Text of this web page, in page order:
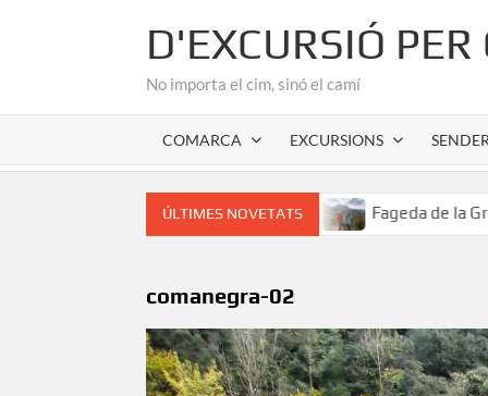
D'EXCURSIÓ
No importa el cim, sinó el camí
COMARCA EXCURSIONS
ÚLTIMES NOVETATS
romànic de l’Alta Garrotxa Fageda de la Grevolosa: El
comanegra-02